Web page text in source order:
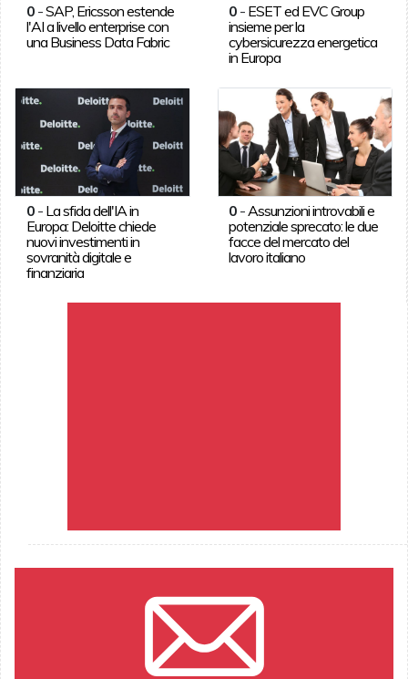
0-SAP, Ericsson estende
l'AI a livello enterprise con
una Business Data Fabric
0 - ESET ed EVC Group
insieme per la
cybersicurezza energetica
in Europa
0- La sfida dell'IA in
Europa: Deloitte chiede
nuovi investimenti in
sovranità digitale e
finanziaria
0 - Assunzioni introvabili e
potenziale sprecato: le due
facce del mercato del
lavoro italiano